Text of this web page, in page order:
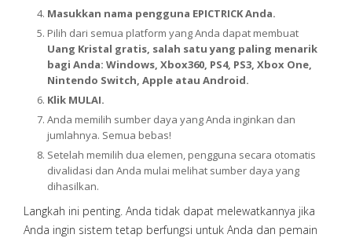
Masukkan nama pengguna EPICTRICK Anda.
Pilih dari semua platform yang Anda dapat membuat
Uang Kristal gratis, salah satu yang paling menarik
bagi Anda: Windows, Xbox360, PS4, PS3, Xbox One,
Nintendo Switch, Apple atau Android.
Klik MULAI.
Anda memilih sumber daya yang Anda inginkan dan
jumlahnya. Semua bebas!
Setelah memilih dua elemen, pengguna secara otomatis
divalidasi dan Anda mulai melihat sumber daya yang
dihasilkan.
Langkah ini penting. Anda tidak dapat melewatkannya jika
Anda ingin sistem tetap berfungsi untuk Anda dan pemain